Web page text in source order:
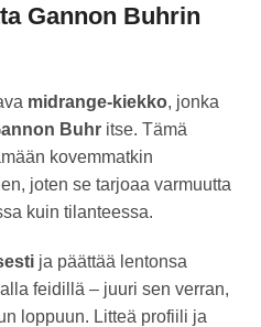
Gannon Buhrin
midrange-kiekko, jonka
Buhr itse. Tämä
kovemmatkin
joten se tarjoaa varmuutta
kuin tilanteessa.
ja päättää lentonsa
feidillä – juuri sen verran,
loppuun. Litteä profiili ja